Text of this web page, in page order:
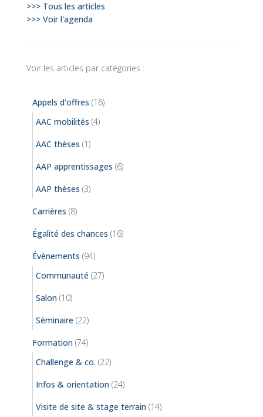
>>> Tous les articles
>>> Voir l'agenda
Voir les articles par catégories :
Appels d'offres (16)
AAC mobilités (4)
AAC thèses (1)
AAP apprentissages (6)
AAP thèses (3)
Carrières (8)
Égalité des chances (16)
Évènements (94)
Communauté (27)
Salon (10)
Séminaire (22)
Formation (74)
Challenge & co. (22)
Infos & orientation (24)
Visite de site & stage terrain (14)